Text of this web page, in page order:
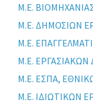
Μ.Ε.
Μ.Ε. ΔΗΜΟΣΙΩΝ
Μ.Ε.
Μ.Ε. ΕΡΓΑΣΙΑΚΩΝ
Μ.Ε. ΕΣΠΑ,
Μ.Ε. ΙΔΙΩΤΙΚΩΝ